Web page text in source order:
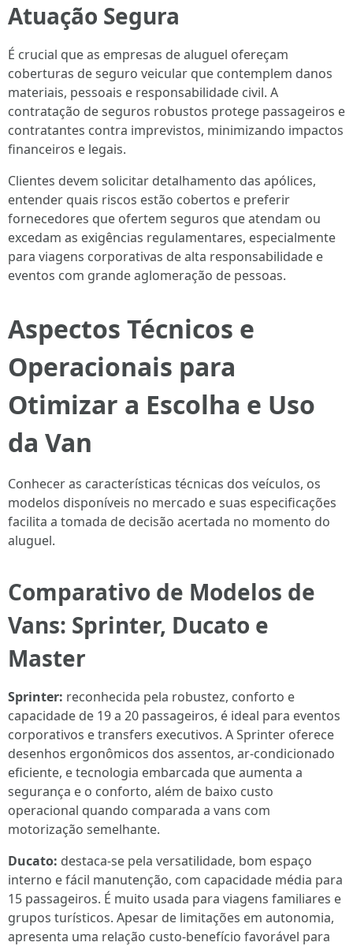
Atuação Segura
É crucial que as empresas de aluguel ofereçam
coberturas de seguro veicular que contemplem danos
materiais, pessoais e responsabilidade civil. A
contratação de seguros robustos protege passageiros e
contratantes contra imprevistos, minimizando impactos
financeiros e legais.
Clientes devem solicitar detalhamento das apólices,
entender quais riscos estão cobertos e preferir
fornecedores que ofertem seguros que atendam ou
excedam as exigências regulamentares, especialmente
para viagens corporativas de alta responsabilidade e
eventos com grande aglomeração de pessoas.
Aspectos Técnicos e
Operacionais para
Otimizar a Escolha e Uso
da Van
Conhecer as características técnicas dos veículos, os
modelos disponíveis no mercado e suas especificações
facilita a tomada de decisão acertada no momento do
aluguel.
Comparativo de Modelos de
Vans: Sprinter, Ducato e
Master
Sprinter: reconhecida pela robustez, conforto e
capacidade de 19 a 20 passageiros, é ideal para eventos
corporativos e transfers executivos. A Sprinter oferece
desenhos ergonômicos dos assentos, ar-condicionado
eficiente, e tecnologia embarcada que aumenta a
segurança e o conforto, além de baixo custo
operacional quando comparada a vans com
motorização semelhante.
Ducato: destaca-se pela versatilidade, bom espaço
interno e fácil manutenção, com capacidade média para
15 passageiros. É muito usada para viagens familiares e
grupos turísticos. Apesar de limitações em autonomia,
apresenta uma relação custo-benefício favorável para